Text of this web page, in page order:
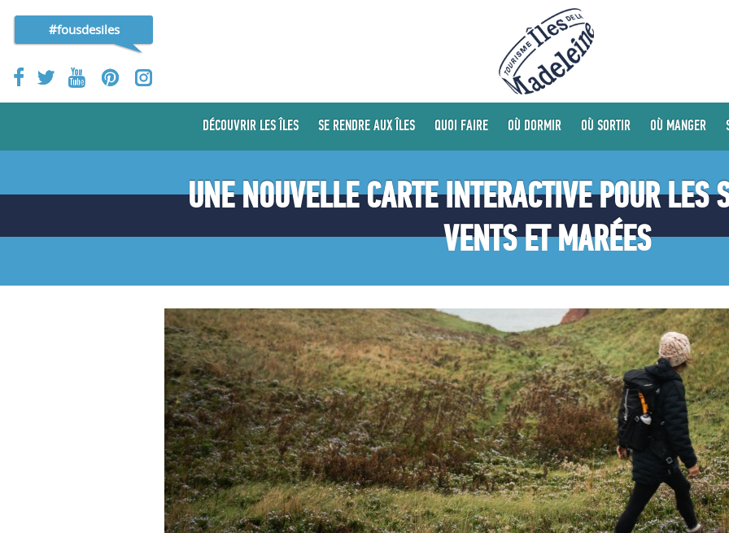
#fousdesiles
DÉCOUVRIR LES ÎLES SE RENDRE AUX ÎLES QUOI FAIRE OÙ DORMIR OÙ SORTIR OÙ MANGER
UNE NOUVELLE CARTE INTERACTIVE POUR LES
VENTS ET MARÉES